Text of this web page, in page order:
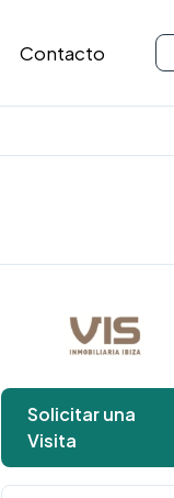
Contacto
Solicitar una
Visita